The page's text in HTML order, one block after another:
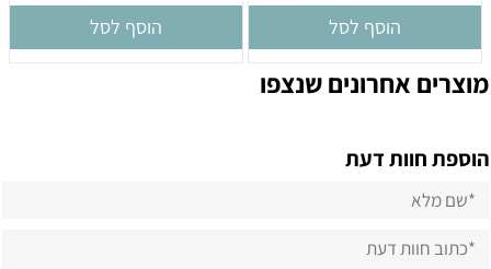
הוסף לסל הוסף לסל
מוצרים אחרונים שנצפו
הוספת חוות דעת